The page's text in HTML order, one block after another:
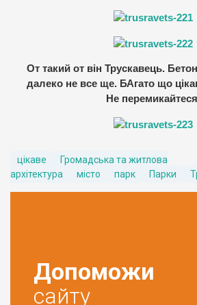
От такий от він Трускавець.
далеко не все ще. БАгато що
Не
цікаве
Громадська та житлова
архітектура
місто парк Парки
Допоможи
сайту